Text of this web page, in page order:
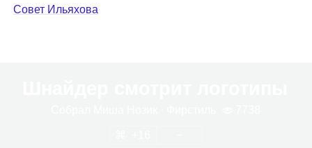
Совет Ильяхова